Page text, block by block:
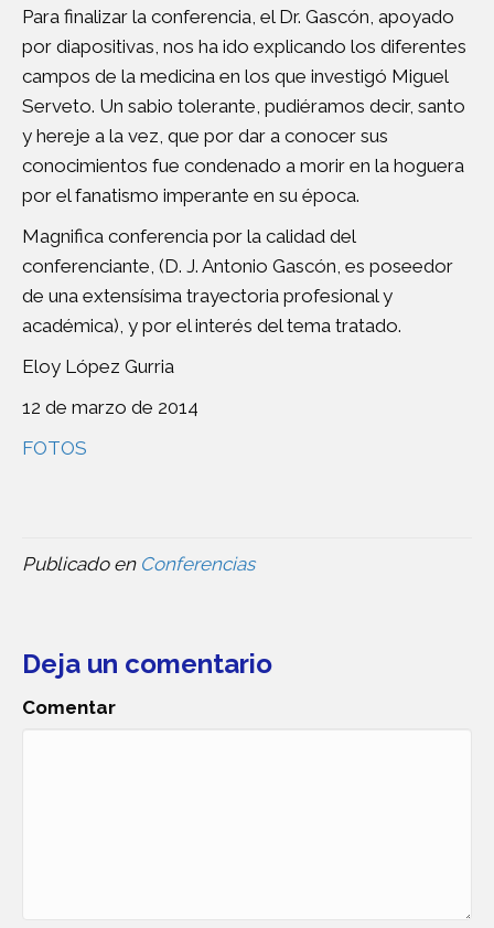
Para finalizar la conferencia, el Dr. Gascón, apoyado
por diapositivas, nos ha ido explicando los diferentes
campos de la medicina en los que investigó Miguel
Serveto. Un sabio tolerante, pudiéramos decir, santo
y hereje a la vez, que por dar a conocer sus
conocimientos fue condenado a morir en la hoguera
por el fanatismo imperante en su época.
Magnifica conferencia por la calidad del
conferenciante, (D. J. Antonio Gascón, es poseedor
de una extensísima trayectoria profesional y
académica), y por el interés del tema tratado.
Eloy López Gurria
12 de marzo de 2014
FOTOS
Publicado en Conferencias
Deja un comentario
Comentar